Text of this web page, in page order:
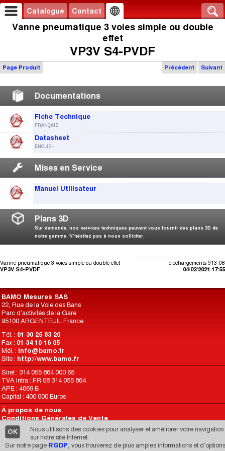
OK
Nous utilisons des cookies pour analyser et améliorer votre navigation
sur notre site Internet.
Sur notre page RGDP, vous trouverez de plus amples informations et d’options
Catalogue Contact
Vanne pneumatique 3 voies simple ou double
effet
VP3V S4-PVDF
Précédent Suivant
Page Produit
Documentations
Fiche Technique
FRANÇAIS
Datasheet
ENGLISH
Mises en Service
Manuel Utilisateur
Plans 3D
Sur demande, nos services techniques peuvent vous fournir des plans 3D de
notre gamme. N’hésitez pas à nous solliciter.
Téléchargements 913-08
04/02/2021 17:55
Vanne pneumatique 3 voies simple ou double effet
VP3V S4-PVDF
BAMO Mesures SAS
22, Rue de la Voie des Bans
Parc d'activités de la Gare
95100 ARGENTEUIL France
Tél. : 01 30 25 83 20
Fax : 01 34 10 16 05
Mél. : info@bamo.fr
Site : http://www.bamo.fr
Siret : 314 055 864 000 65
TVA Intra : FR 08 314 055 864
APE : 4669 B
Capital : 400 000 Euros
À propos de nous
Conditions Générales de Vente
Conditions d’Utilisation du Site
RGPD
Une réalisation deCARIMEDIAdepuis 1998